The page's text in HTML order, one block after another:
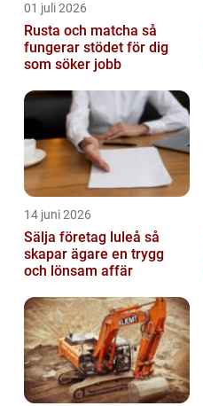
01 juli 2026
Rusta och matcha så
fungerar stödet för dig
som söker jobb
14 juni 2026
Sälja företag luleå så
skapar ägare en trygg
och lönsam affär